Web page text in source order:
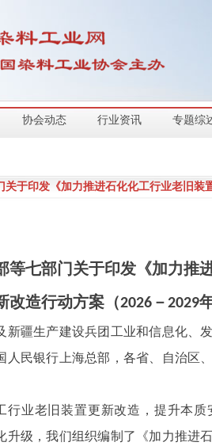
协会动态 行业资讯 专题综
于印发《加力推进石化化工行业老旧装
等七部门关于印发《加力推
改造行动方案（2026 － 2029
新疆生产建设兵团工业和信息化、
人民银行上海总部，各省、自治区
行业老旧装置更新改造，提升本
升级，我们组织编制了《加力推进